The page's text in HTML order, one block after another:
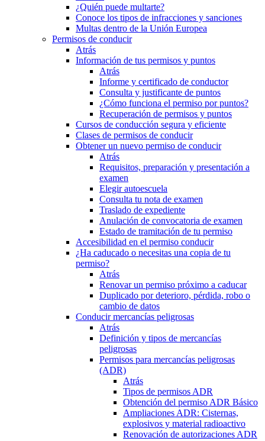
¿Quién puede multarte?
Conoce los tipos de infracciones y sanciones
Multas dentro de la Unión Europea
Permisos de conducir
Atrás
Información de tus permisos y puntos
Atrás
Informe y certificado de conductor
Consulta y justificante de puntos
¿Cómo funciona el permiso por puntos?
Recuperación de permisos y puntos
Cursos de conducción segura y eficiente
Clases de permisos de conducir
Obtener un nuevo permiso de conducir
Atrás
Requisitos, preparación y presentación a
examen
Elegir autoescuela
Consulta tu nota de examen
Traslado de expediente
Anulación de convocatoria de examen
Estado de tramitación de tu permiso
Accesibilidad en el permiso conducir
¿Ha caducado o necesitas una copia de tu
permiso?
Atrás
Renovar un permiso próximo a caducar
Duplicado por deterioro, pérdida, robo o
cambio de datos
Conducir mercancías peligrosas
Atrás
Definición y tipos de mercancías
peligrosas
Permisos para mercancías peligrosas
(ADR)
Atrás
Tipos de permisos ADR
Obtención del permiso ADR Básico
Ampliaciones ADR: Cisternas,
explosivos y material radioactivo
Renovación de autorizaciones ADR